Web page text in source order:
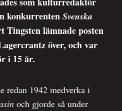
konkurrentenSvenska
Tingsten lämnade posten
över, och var
i 15 år.
redan 1942 medverka i
och gjorde så under